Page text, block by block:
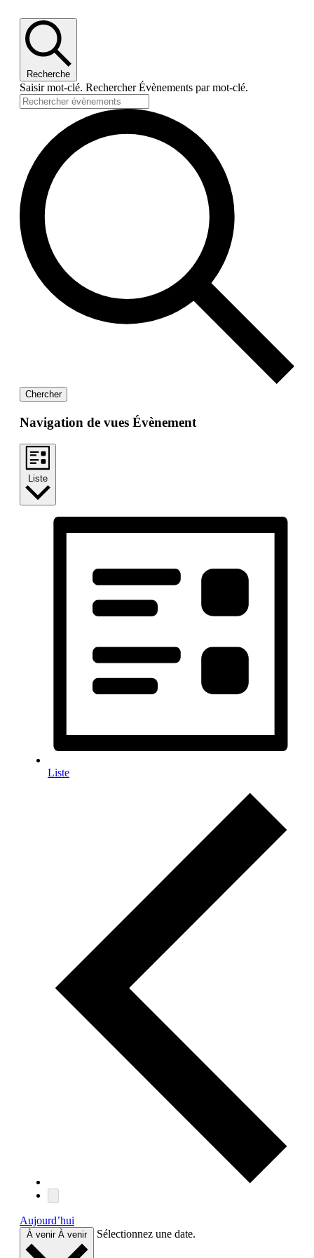
Recherche
Saisir mot-clé. Rechercher Évènements par mot-clé.
Chercher
Navigation de vues Évènement
Liste
Liste
Aujourd’hui
À venir À venir Sélectionnez une date.